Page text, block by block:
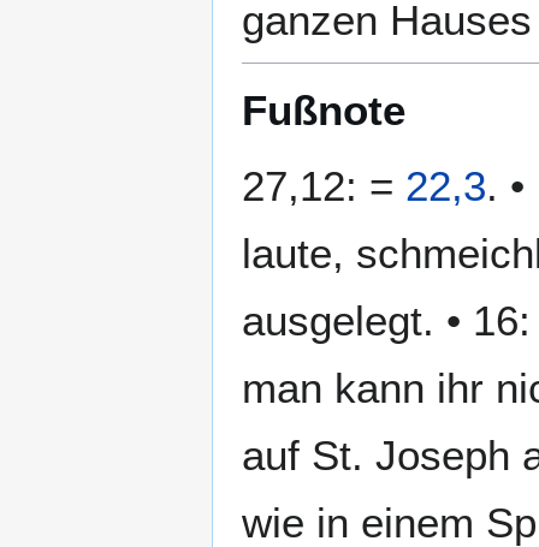
ganzen
Fußnote
27,12: = 22,3.
laute,
ausgelegt. •
man kann ihr
auf St. Joseph
wie in einem